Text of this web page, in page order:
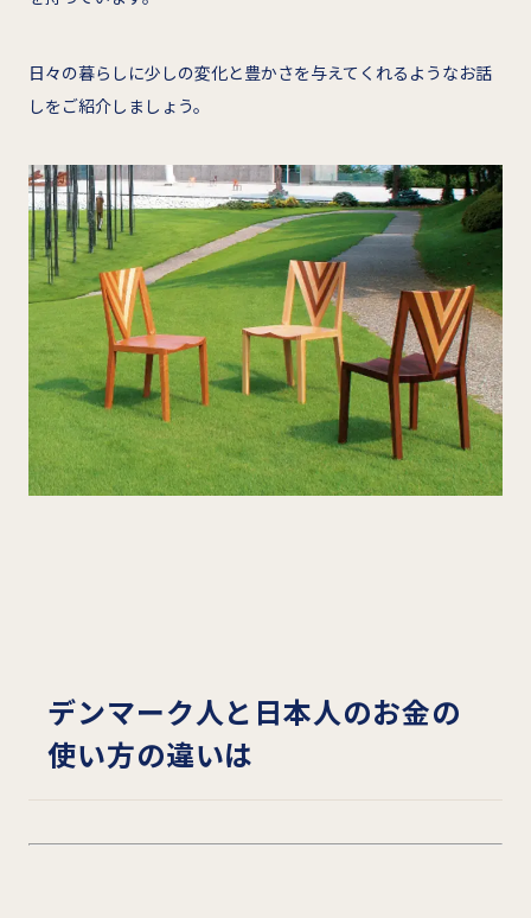
日々の暮らしに少しの変化と豊かさを与えてくれるようなお話
しをご紹介しましょう。
デンマーク人と日本人のお金の
使い方の違いは